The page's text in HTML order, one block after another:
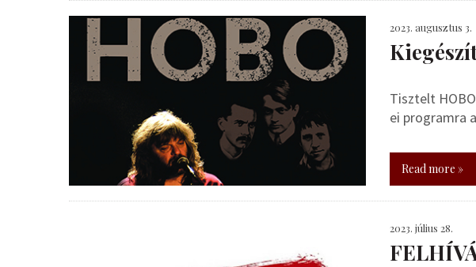
2023. augusztus 3.
Tisztelt
ei programra
Read more »
2023. július 28.